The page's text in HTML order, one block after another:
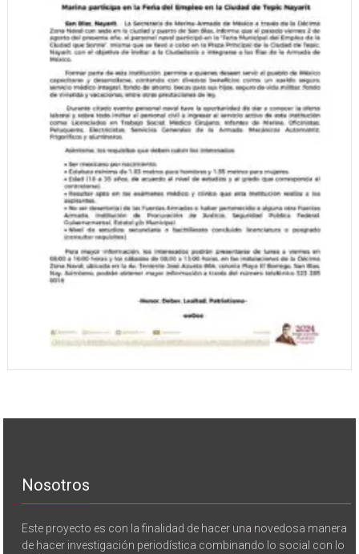
Nosotros
Este proyecto es con la finalidad de hacer una novedosa manera
de hacer investigación periodística combinando lo social con lo